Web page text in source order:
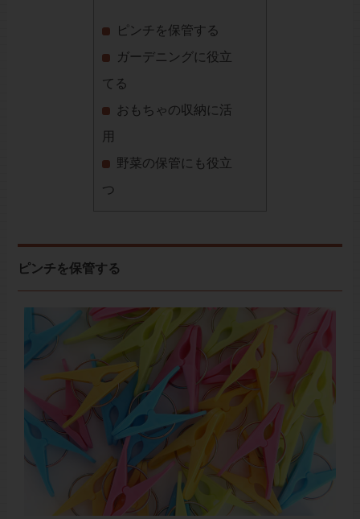
ピンチを保管する
ガーデニングに役立
てる
おもちゃの収納に活
用
野菜の保管にも役立
つ
ピンチを保管する